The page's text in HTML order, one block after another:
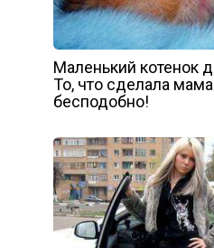
Маленький котенок
То, что сделала
бесподобно!